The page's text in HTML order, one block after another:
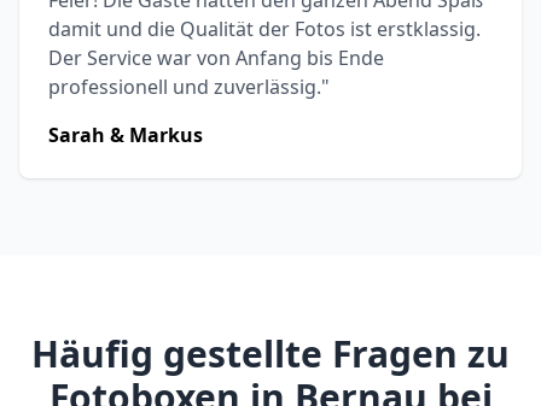
damit und die Qualität der Fotos ist erstklassig.
Der Service war von Anfang bis Ende
professionell und zuverlässig."
Sarah & Markus
Häufig gestellte Fragen zu